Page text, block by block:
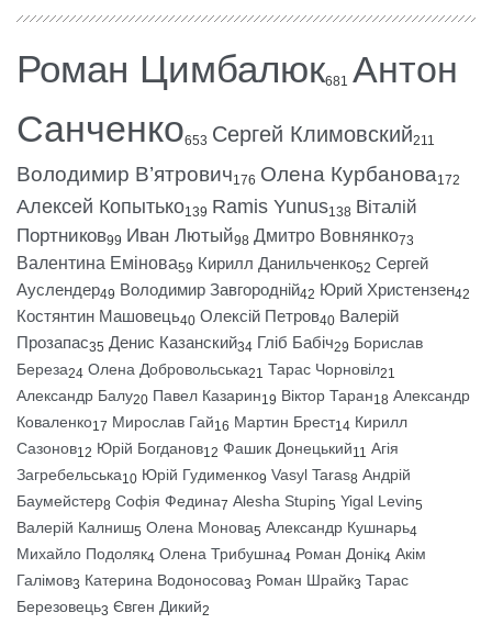
Роман Цимбалюк681 Антон
Санченко653 Сергей Климовский211
Володимир В’ятрович176 Олена Курбанова172
Алексей Копытько139 Ramis Yunus138 Віталій
Портников99 Иван Лютый98 Дмитро Вовнянко73
Валентина Емінова59 Кирилл Данильченко52 Сергей
Ауслендер49 Володимир Завгородній42 Юрий Христензен42
Костянтин Машовець40 Олексій Петров40 Валерій
Прозапас35 Денис Казанский34 Гліб Бабіч29 Борислав
Береза24 Олена Добровольська21 Тарас Чорновіл21
Александр Балу20 Павел Казарин19 Віктор Таран18 Александр
Коваленко17 Мирослав Гай16 Мартин Брест14 Кирилл
Сазонов12 Юрій Богданов12 Фашик Донецький11 Агія
Загребельська10 Юрій Гудименко9 Vasyl Taras8 Андрій
Баумейстер8 Софія Федина7 Alesha Stupin5 Yigal Levin5
Валерій Калниш5 Олена Монова5 Александр Кушнарь4
Михайло Подоляк4 Олена Трибушна4 Роман Донік4 Акім
Галімов3 Катерина Водоносова3 Роман Шрайк3 Тарас
Березовець3 Євген Дикий2